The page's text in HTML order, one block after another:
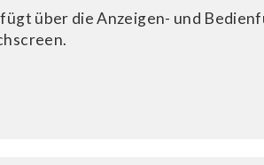
über die Anzeigen- und